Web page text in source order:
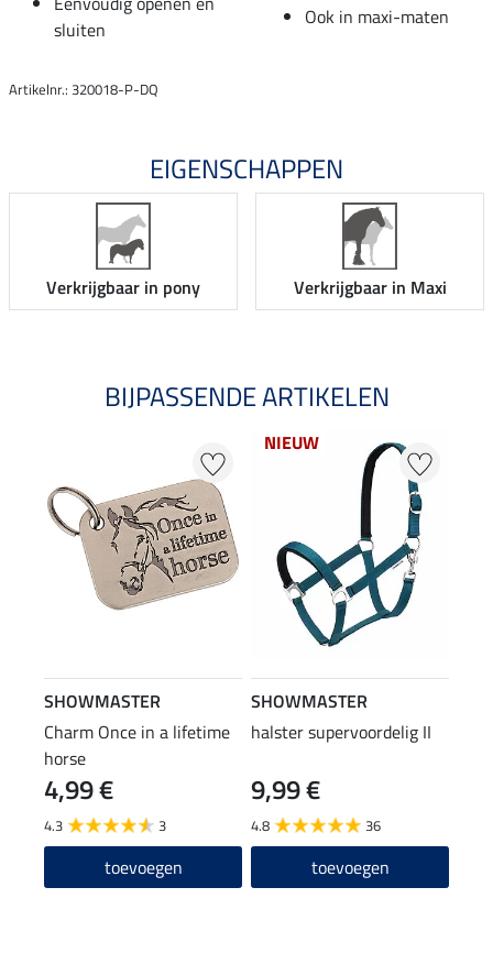
sluiten
Ook in maxi-maten
Artikelnr.: 320018-P-DQ
EIGENSCHAPPEN
Verkrijgbaar in pony Verkrijgbaar in Maxi
BIJPASSENDE ARTIKELEN
SHOWMASTER
Charm Once in a lifetime
horse
4,99 €
4.3 3
toevoegen
NIEUW
SHOWMASTER
halster supervoordelig II
9,99 €
4.8 36
toevoegen